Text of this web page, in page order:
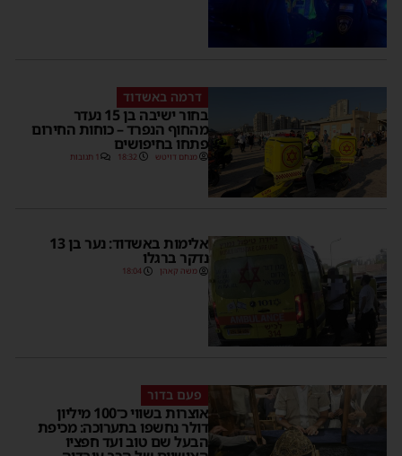
דרמה באשדוד
בחור ישיבה בן 15 נעדר
מהחוף הנפרד – כוחות החירום
פתחו בחיפושים
מנחם דויטש 18:32 1 תגובות
אלימות באשדוד: נער בן 13
נדקר ברגלו
משה קאהן 18:04
פעם בדור
אוצרות בשווי כ־100 מיליון
דולר נחשפו בתערוכה: מכיפת
הבעל שם טוב ועד חפציו